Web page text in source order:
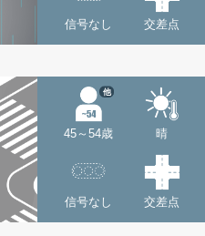
信号なし 交差点
45～54歳
他
晴
信号なし 交差点